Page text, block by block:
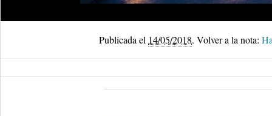
Publicada el 14/05/2018. Volver a la nota: